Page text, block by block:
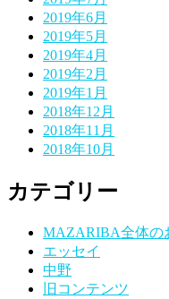
2019年6月
2019年5月
2019年4月
2019年2月
2019年1月
2018年12月
2018年11月
2018年10月
カテゴリー
MAZARIBA全体の
エッセイ
中野
旧コンテンツ